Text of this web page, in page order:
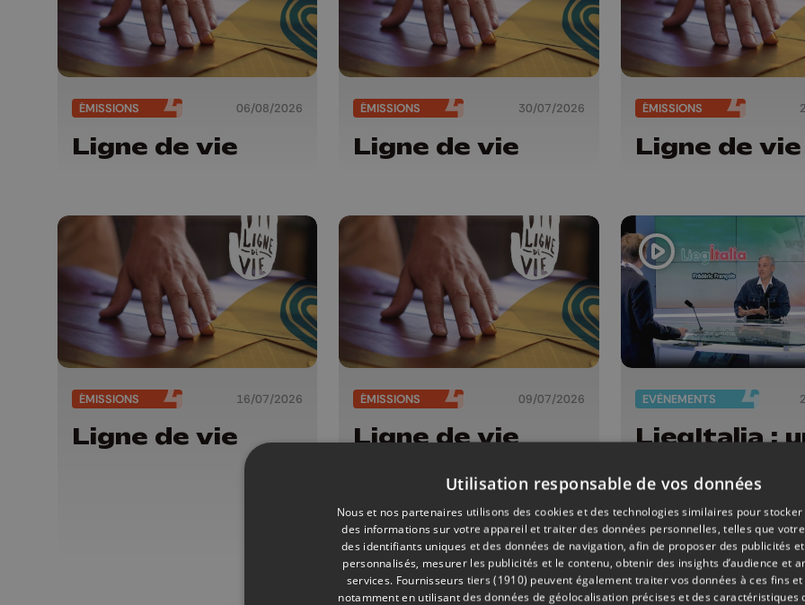
ÉMISSIONS 06/08/2026
Ligne de vie
ÉMISSIONS 30/07/2026
Ligne de vie
ÉMISSIONS
Ligne de vie
ÉMISSIONS 16/07/2026
Ligne de vie
ÉMISSIONS 09/07/2026
Ligne de vie
EVÈNEMENTS
LiegItalia :
pour le 80e
italienne en
Belgique
Utilisation responsable de vos données
Nous et nos partenaires utilisons des cookies et des technologies similaires pour
des informations sur votre appareil et traiter des données personnelles, telles que votre
des identifiants uniques et des données de navigation, afin de proposer des publicités
personnalisés, mesurer les publicités et le contenu, obtenir des insights d’audience et
services. Fournisseurs tiers (1910) peuvent également traiter vos données à ces fins et
notamment en utilisant des données de géolocalisation précises et des caractéristiques